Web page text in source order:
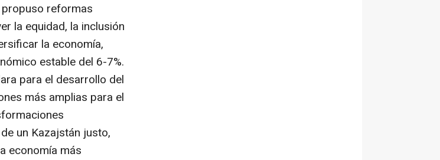
reformas
la equidad, la inclusión
la economía,
estable del 6-7%.
para el desarrollo del
más amplias para el
un Kazajstán justo,
economía más